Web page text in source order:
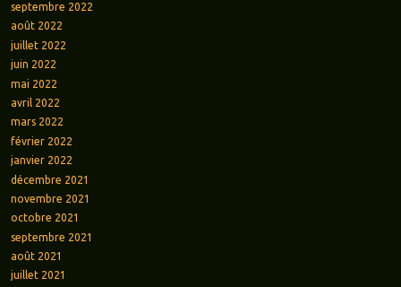
septembre 2022
août 2022
juillet 2022
juin 2022
mai 2022
avril 2022
mars 2022
février 2022
janvier 2022
décembre 2021
novembre 2021
octobre 2021
septembre 2021
août 2021
juillet 2021